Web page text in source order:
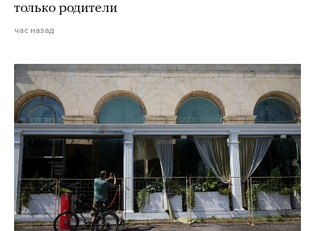
только родители
час назад